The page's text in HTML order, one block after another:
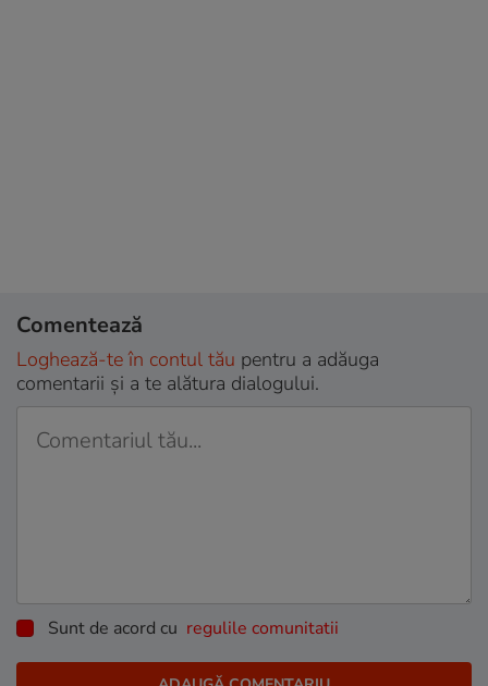
Comentează
Loghează-te în contul tău pentru a adăuga
comentarii și a te alătura dialogului.
Sunt de acord cu regulile comunitatii